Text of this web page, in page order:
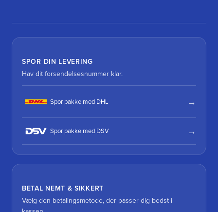
SPOR DIN LEVERING
Hav dit forsendelsesnummer klar.
Spor pakke med DHL
Spor pakke med DSV
BETAL NEMT & SIKKERT
Vælg den betalingsmetode, der passer dig bedst i